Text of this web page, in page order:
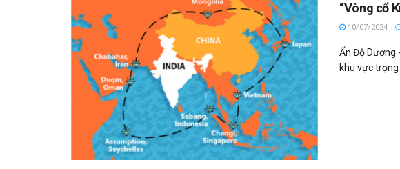
“Vòng cổ
10/07/2024
Ấn Độ Dương
khu vực trọng